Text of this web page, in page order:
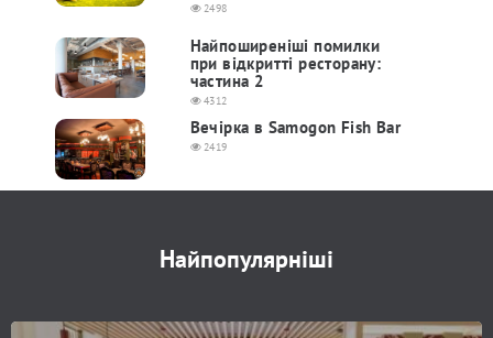
2498
Найпоширеніші помилки
при відкритті ресторану:
частин​​а​ ​2
4312
Вечірка в Samogon Fish Bar
2419
Найпопулярніші